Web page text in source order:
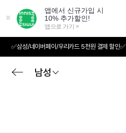
가
✅삼성/네이버페이/우리카드 5천원 결제 할인✅
남성